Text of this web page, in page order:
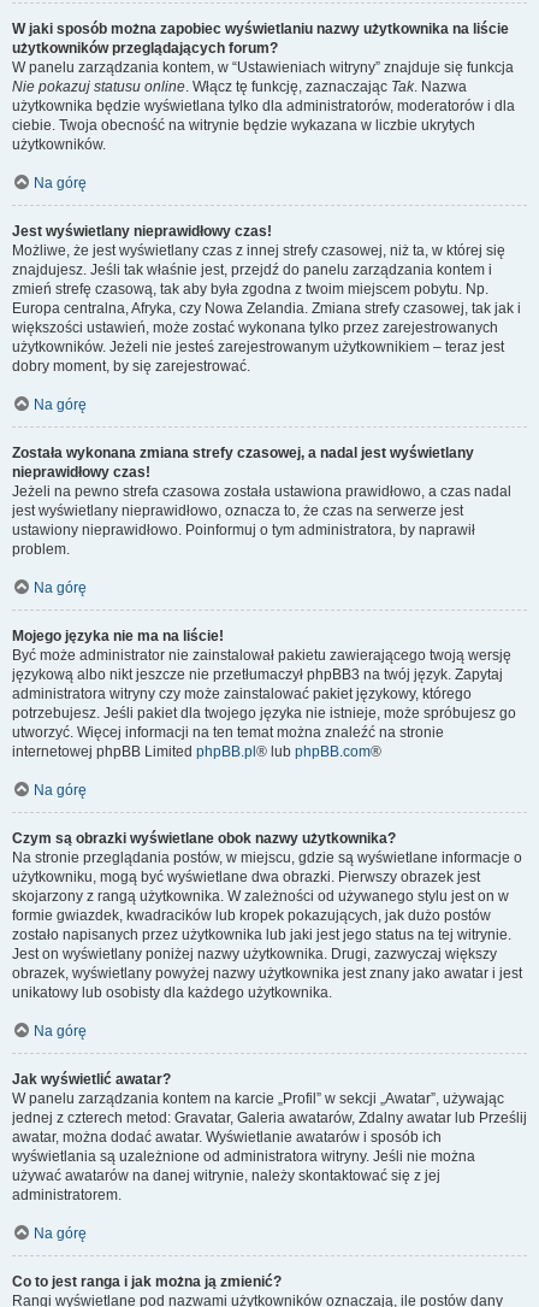
W jaki sposób można zapobiec wyświetlaniu nazwy użytkownika na liście
użytkowników przeglądających forum?
W panelu zarządzania kontem, w “Ustawieniach witryny” znajduje się funkcja
Nie pokazuj statusu online. Włącz tę funkcję, zaznaczając Tak. Nazwa
użytkownika będzie wyświetlana tylko dla administratorów, moderatorów i dla
ciebie. Twoja obecność na witrynie będzie wykazana w liczbie ukrytych
użytkowników.
Na górę
Jest wyświetlany nieprawidłowy czas!
Możliwe, że jest wyświetlany czas z innej strefy czasowej, niż ta, w której się
znajdujesz. Jeśli tak właśnie jest, przejdź do panelu zarządzania kontem i
zmień strefę czasową, tak aby była zgodna z twoim miejscem pobytu. Np.
Europa centralna, Afryka, czy Nowa Zelandia. Zmiana strefy czasowej, tak jak i
większości ustawień, może zostać wykonana tylko przez zarejestrowanych
użytkowników. Jeżeli nie jesteś zarejestrowanym użytkownikiem – teraz jest
dobry moment, by się zarejestrować.
Na górę
Została wykonana zmiana strefy czasowej, a nadal jest wyświetlany
nieprawidłowy czas!
Jeżeli na pewno strefa czasowa została ustawiona prawidłowo, a czas nadal
jest wyświetlany nieprawidłowo, oznacza to, że czas na serwerze jest
ustawiony nieprawidłowo. Poinformuj o tym administratora, by naprawił
problem.
Na górę
Mojego języka nie ma na liście!
Być może administrator nie zainstalował pakietu zawierającego twoją wersję
językową albo nikt jeszcze nie przetłumaczył phpBB3 na twój język. Zapytaj
administratora witryny czy może zainstalować pakiet językowy, którego
potrzebujesz. Jeśli pakiet dla twojego języka nie istnieje, może spróbujesz go
utworzyć. Więcej informacji na ten temat można znaleźć na stronie
internetowej phpBB Limited phpBB.pl ® lub phpBB.com®
Na górę
Czym są obrazki wyświetlane obok nazwy użytkownika?
Na stronie przeglądania postów, w miejscu, gdzie są wyświetlane informacje o
użytkowniku, mogą być wyświetlane dwa obrazki. Pierwszy obrazek jest
skojarzony z rangą użytkownika. W zależności od używanego stylu jest on w
formie gwiazdek, kwadracików lub kropek pokazujących, jak dużo postów
zostało napisanych przez użytkownika lub jaki jest jego status na tej witrynie.
Jest on wyświetlany poniżej nazwy użytkownika. Drugi, zazwyczaj większy
obrazek, wyświetlany powyżej nazwy użytkownika jest znany jako awatar i jest
unikatowy lub osobisty dla każdego użytkownika.
Na górę
Jak wyświetlić awatar?
W panelu zarządzania kontem na karcie „Profil” w sekcji „Awatar”, używając
jednej z czterech metod: Gravatar, Galeria awatarów, Zdalny awatar lub Prześlij
awatar, można dodać awatar. Wyświetlanie awatarów i sposób ich
wyświetlania są uzależnione od administratora witryny. Jeśli nie można
używać awatarów na danej witrynie, należy skontaktować się z jej
administratorem.
Na górę
Co to jest ranga i jak można ją zmienić?
Rangi wyświetlane pod nazwami użytkowników oznaczają, ile postów dany